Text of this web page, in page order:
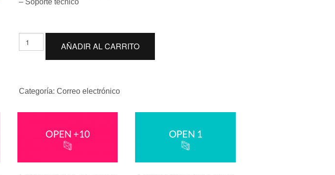
– Soporte técnico
electrónico
AÑADIR AL CARRITO
Categoría: Correo electrónico